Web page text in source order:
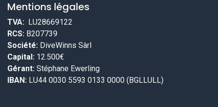
Mentions légales
TVA: LU28669122
RCS: B207739
Société: DiveWinns Sàrl
Capital: 12.500€
Gérant: Stéphane Ewerling
IBAN: LU44 0030 5593 0133 0000 (BGLLULL)